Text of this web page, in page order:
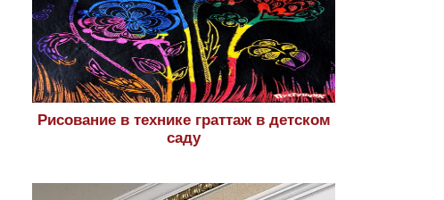
Рисование в технике граттаж в детском
саду